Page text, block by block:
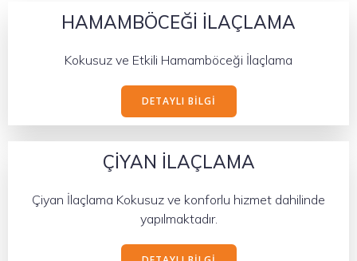
HAMAMBÖCEĞİ İLAÇLAMA
Kokusuz ve Etkili Hamamböceği İlaçlama
DETAYLI BILGI
ÇİYAN İLAÇLAMA
Çiyan İlaçlama Kokusuz ve konforlu hizmet dahilinde
yapılmaktadır.